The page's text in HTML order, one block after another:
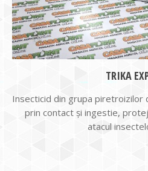
TRIKA
Insecticid din grupa piretroizilor
prin contact şi ingestie,
atacul